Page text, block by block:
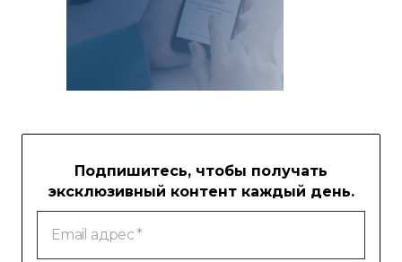
Подпишитесь, чтобы получать
эксклюзивный контент каждый день.
Email
адрес